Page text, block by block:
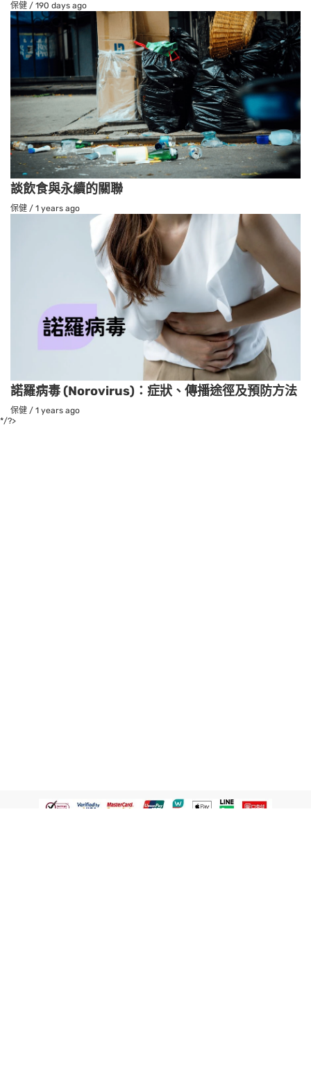
保健 / 190 days ago
談飲食與永續的關聯
保健 / 1 years ago
諾羅病毒 (Norovirus)：症狀、傳播途徑及預防方法
保健 / 1 years ago
*/?>